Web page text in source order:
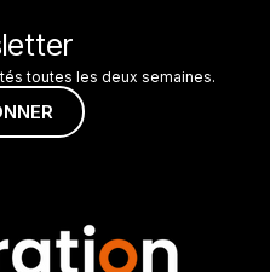
toutes les deux semaines.